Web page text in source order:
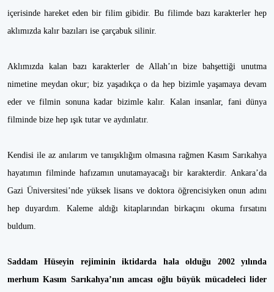
içerisinde hareket eden bir filim gibidir. Bu filimde bazı karakterler hep
aklımızda kalır bazıları ise çarçabuk silinir.
Aklımızda kalan bazı karakterler de Allah’ın bize bahşettiği unutma
nimetine meydan okur; biz yaşadıkça o da hep bizimle yaşamaya devam
eder ve filmin sonuna kadar bizimle kalır. Kalan insanlar, fani dünya
filminde bize hep ışık tutar ve aydınlatır.
Kendisi ile az anılarım ve tanışıklığım olmasına rağmen Kasım Sarıkahya
hayatımın filminde hafızamın unutamayacağı bir karakterdir. Ankara’da
Gazi Üniversitesi’nde yüksek lisans ve doktora öğrencisiyken onun adını
hep duyardım. Kaleme aldığı kitaplarından birkaçını okuma fırsatını
buldum.
Saddam Hüseyin rejiminin iktidarda hala olduğu 2002 yılında
merhum Kasım Sarıkahya’nın amcası oğlu büyük mücadeleci lider